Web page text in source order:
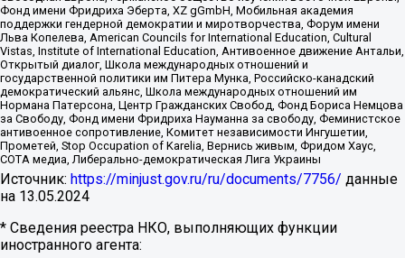
Фонд имени Фридриха Эберта, XZ gGmbH, Мобильная академия
поддержки гендерной демократии и миротворчества, Форум имени
Льва Копелева, American Councils for International Education, Cultural
Vistas, Institute of International Education, Антивоенное движение Антальи,
Открытый диалог, Школа международных отношений и
государственной политики им Питера Мунка, Российско-канадский
демократический альянс, Школа международных отношений им
Нормана Патерсона, Центр Гражданских Свобод, Фонд Бориса Немцова
за Свободу, Фонд имени Фридриха Науманна за свободу, Феминистское
антивоенное сопротивление, Комитет независимости Ингушетии,
Прометей, Stop Occupation of Karelia, Вернись живым, Фридом Хаус,
СОТА медиа, Либерально-демократическая Лига Украины
Источник: https://minjust.gov.ru/ru/documents/7756/ данные
на 13.05.2024
* Сведения реестра НКО, выполняющих функции
иностранного агента: